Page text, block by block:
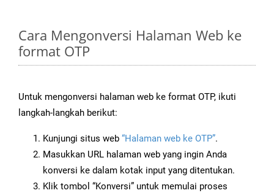
Cara Mengonversi Halaman Web ke
format OTP
Untuk mengonversi halaman web ke format OTP, ikuti
langkah-langkah berikut:
Kunjungi situs web “Halaman web ke OTP”.
Masukkan URL halaman web yang ingin Anda
konversi ke dalam kotak input yang ditentukan.
Klik tombol “Konversi” untuk memulai proses